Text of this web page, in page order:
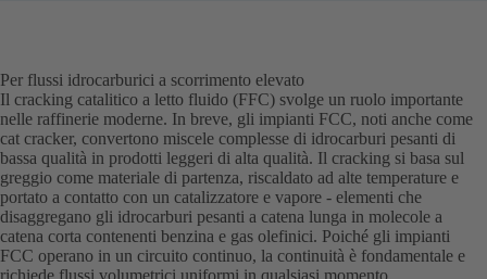
Per flussi idrocarburici a scorrimento elevato
Il cracking catalitico a letto fluido (FFC) svolge un ruolo importante
nelle raffinerie moderne. In breve, gli impianti FCC, noti anche come
cat cracker, convertono miscele complesse di idrocarburi pesanti di
bassa qualità in prodotti leggeri di alta qualità. Il cracking si basa sul
greggio come materiale di partenza, riscaldato ad alte temperature e
portato a contatto con un catalizzatore e vapore - elementi che
disaggregano gli idrocarburi pesanti a catena lunga in molecole a
catena corta contenenti benzina e gas olefinici. Poiché gli impianti
FCC operano in un circuito continuo, la continuità è fondamentale e
richiede flussi volumetrici uniformi in qualsiasi momento.